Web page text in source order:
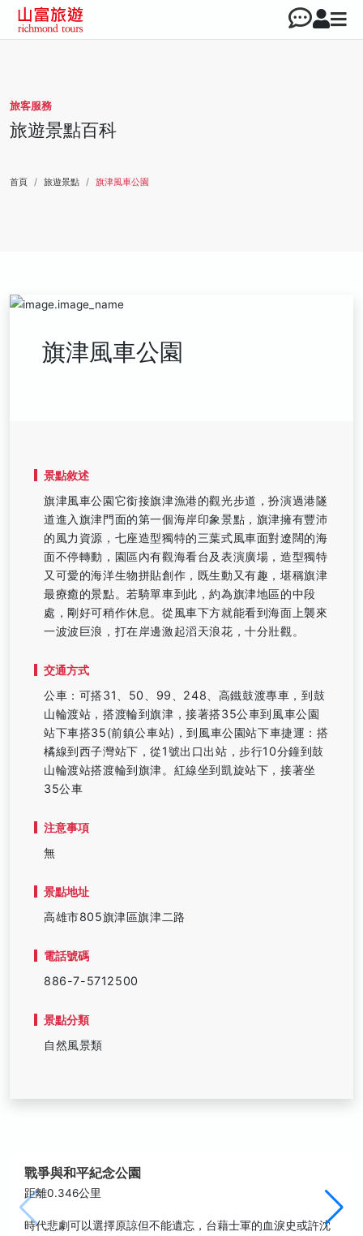
旅客服務
旅遊景點百科
首頁 旅遊景點 旗津風車公園
旗津風車公園
景點敘述
旗津風車公園它銜接旗津漁港的觀光步道，扮演過港隧
道進入旗津門面的第一個海岸印象景點，旗津擁有豐沛
的風力資源，七座造型獨特的三葉式風車面對遼闊的海
面不停轉動，園區內有觀海看台及表演廣場，造型獨特
又可愛的海洋生物拼貼創作，既生動又有趣，堪稱旗津
最療癒的景點。若騎單車到此，約為旗津地區的中段
處，剛好可稍作休息。從風車下方就能看到海面上襲來
一波波巨浪，打在岸邊激起滔天浪花，十分壯觀。
交通方式
公車：可搭31、50、99、248、高鐵鼓渡專車，到鼓
山輪渡站，搭渡輪到旗津，接著搭35公車到風車公園
站下車搭35(前鎮公車站)，到風車公園站下車捷運：搭
橘線到西子灣站下，從1號出口出站，步行10分鐘到鼓
山輪渡站搭渡輪到旗津。紅線坐到凱旋站下，接著坐
35公車
注意事項
無
景點地址
高雄市805旗津區旗津二路
電話號碼
886-7-5712500
景點分類
自然風景類
戰爭與和平紀念公園
距離0.346公里
時代悲劇可以選擇原諒但不能遺忘，台藉士軍的血淚史或許沈